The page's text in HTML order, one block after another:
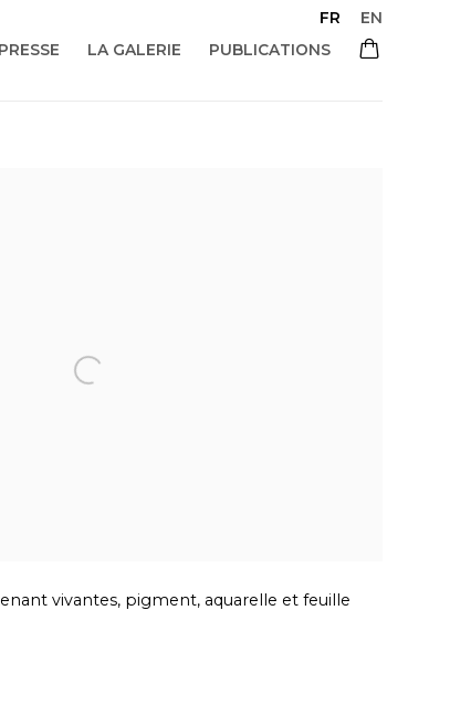
PRESSE LA GALERIE PUBLICATIONS
FR EN
vivantes, pigment, aquarelle et feuille